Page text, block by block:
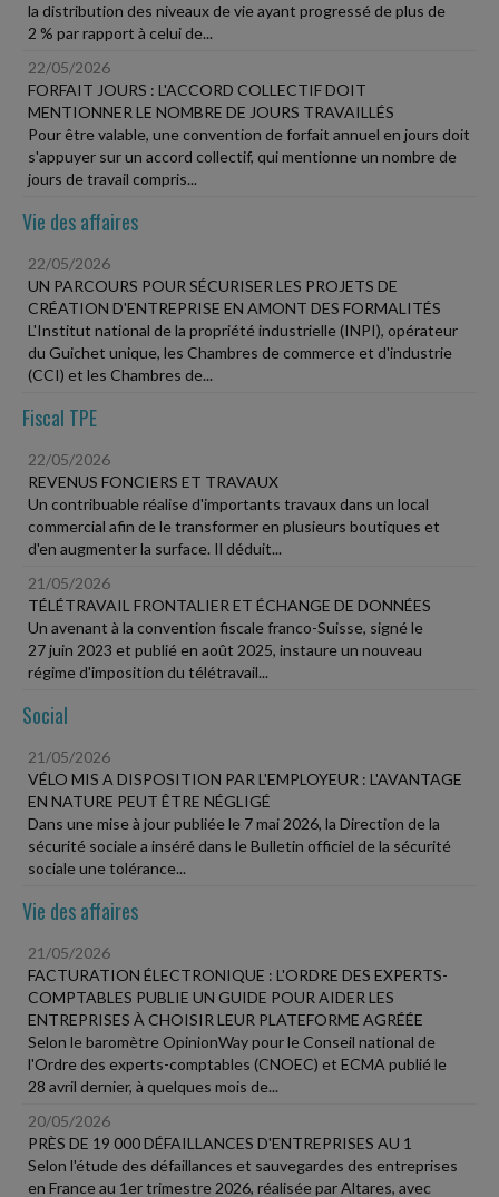
la distribution des niveaux de vie ayant progressé de plus de
2 % par rapport à celui de...
22/05/2026
FORFAIT JOURS : L'ACCORD COLLECTIF DOIT
MENTIONNER LE NOMBRE DE JOURS TRAVAILLÉS
Pour être valable, une convention de forfait annuel en jours doit
s'appuyer sur un accord collectif, qui mentionne un nombre de
jours de travail compris...
Vie des affaires
22/05/2026
UN PARCOURS POUR SÉCURISER LES PROJETS DE
CRÉATION D'ENTREPRISE EN AMONT DES FORMALITÉS
L'Institut national de la propriété industrielle (INPI), opérateur
du Guichet unique, les Chambres de commerce et d'industrie
(CCI) et les Chambres de...
Fiscal TPE
22/05/2026
REVENUS FONCIERS ET TRAVAUX
Un contribuable réalise d'importants travaux dans un local
commercial afin de le transformer en plusieurs boutiques et
d'en augmenter la surface. Il déduit...
21/05/2026
TÉLÉTRAVAIL FRONTALIER ET ÉCHANGE DE DONNÉES
Un avenant à la convention fiscale franco-Suisse, signé le
27 juin 2023 et publié en août 2025, instaure un nouveau
régime d'imposition du télétravail...
Social
21/05/2026
VÉLO MIS A DISPOSITION PAR L'EMPLOYEUR : L'AVANTAGE
EN NATURE PEUT ÊTRE NÉGLIGÉ
Dans une mise à jour publiée le 7 mai 2026, la Direction de la
sécurité sociale a inséré dans le Bulletin officiel de la sécurité
sociale une tolérance...
Vie des affaires
21/05/2026
FACTURATION ÉLECTRONIQUE : L'ORDRE DES EXPERTS-
COMPTABLES PUBLIE UN GUIDE POUR AIDER LES
ENTREPRISES À CHOISIR LEUR PLATEFORME AGRÉÉE
Selon le baromètre OpinionWay pour le Conseil national de
l'Ordre des experts-comptables (CNOEC) et ECMA publié le
28 avril dernier, à quelques mois de...
20/05/2026
PRÈS DE 19 000 DÉFAILLANCES D'ENTREPRISES AU 1
Selon l'étude des défaillances et sauvegardes des entreprises
en France au 1er trimestre 2026, réalisée par Altares, avec